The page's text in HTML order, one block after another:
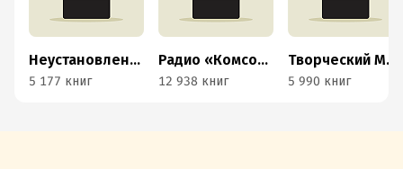
Неустановленный автор
5 177 книг
Радио «Комсомольская правда»
12 938 книг
Творческий MojoMedia
5 990 книг